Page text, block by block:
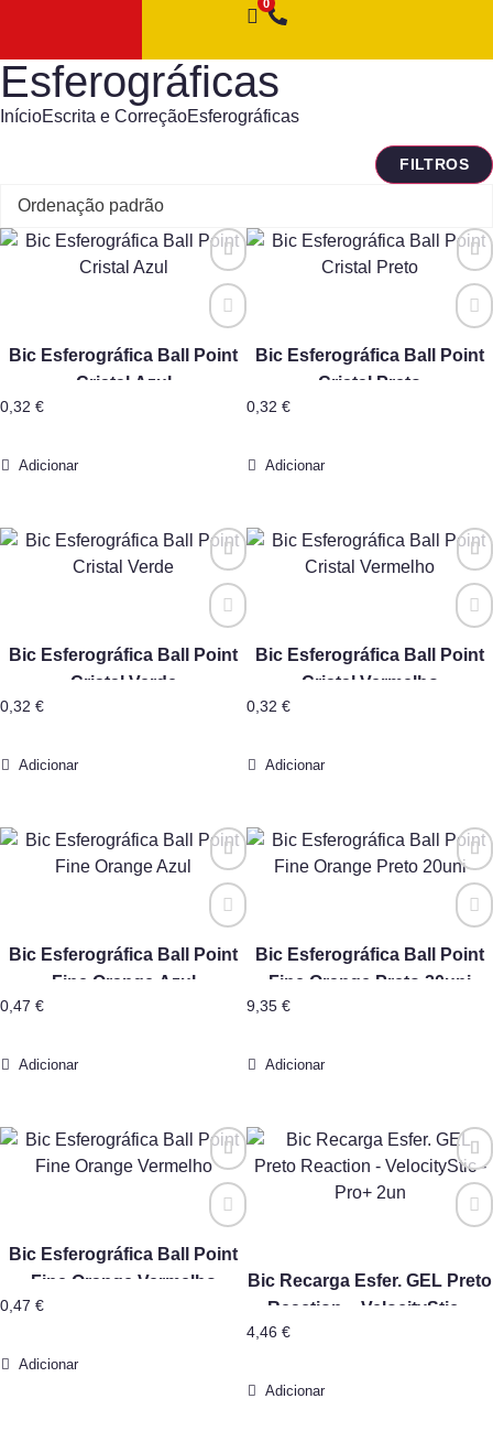
Esferográficas
InícioEscrita e CorreçãoEsferográficas
FILTROS
Bic Esferográfica Ball Point
Cristal Azul
0,32 €
Adicionar
Bic Esferográfica Ball Point
Cristal Preto
0,32 €
Adicionar
Bic Esferográfica Ball Point
Cristal Verde
0,32 €
Adicionar
Bic Esferográfica Ball Point
Cristal Vermelho
0,32 €
Adicionar
Bic Esferográfica Ball Point
Fine Orange Azul
0,47 €
Adicionar
Bic Esferográfica Ball Point
Fine Orange Preto 20uni
9,35 €
Adicionar
Bic Esferográfica Ball Point
Fine Orange Vermelho
0,47 €
Adicionar
Bic Recarga Esfer. GEL Preto
Reaction – VelocityStic –
4,46 €
Adicionar